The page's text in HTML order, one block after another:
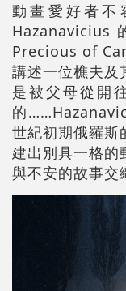
動畫愛好者不
Precious of
講述一位樵夫及
是被父母從開
的
世紀初期俄羅斯
建出別具一格的
與不安的故事交